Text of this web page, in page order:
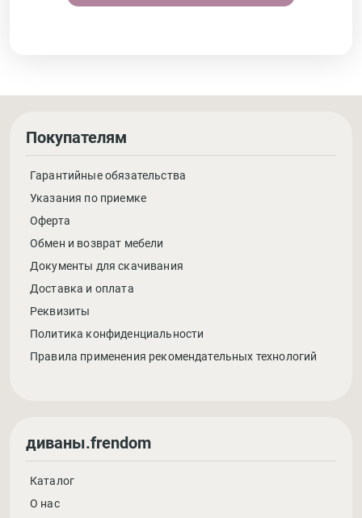
Покупателям
Гарантийные обязательства
Указания по приемке
Оферта
Обмен и возврат мебели
Документы для скачивания
Доставка и оплата
Реквизиты
Политика конфиденциальности
Правила применения рекомендательных технологий
диваны.frendom
Каталог
О нас